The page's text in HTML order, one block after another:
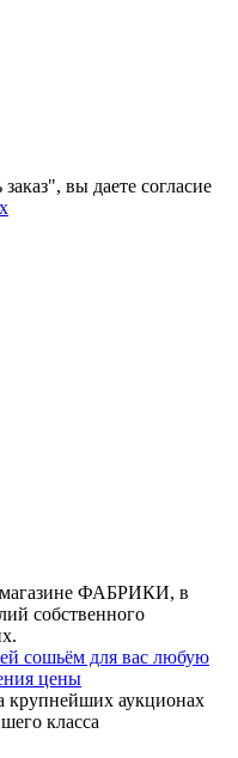
вы даете согласие
ФАБРИКИ, в
собственного
сошьём для вас любую
цены
крупнейших аукционах
класса